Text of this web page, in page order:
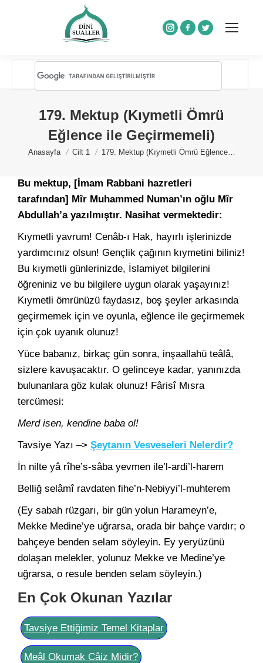
Instagram
Facebook
Twitter
179. Mektup (Kıymetli Ömrü
Eğlence ile Geçirmemeli)
You are here:
Anasayfa Cilt 1 179. Mektup (Kıymetli Ömrü Eğlence…
Bu mektup, [İmam Rabbani hazretleri
tarafından] Mîr Muhammed Numan’ın oğlu Mîr
Abdullah’a yazılmıştır. Nasihat vermektedir:
Kıymetli yavrum! Cenâb-ı Hak, hayırlı işlerinizde
yardımcınız olsun! Gençlik çağının kıymetini biliniz!
Bu kıymetli günlerinizde, İslamiyet bilgilerini
öğreniniz ve bu bilgilere uygun olarak yaşayınız!
Kıymetli ömrünüzü faydasız, boş şeyler arkasında
geçirmemek için ve oyunla, eğlence ile geçirmemek
için çok uyanık olunuz!
Yüce babanız, birkaç gün sonra, inşaallahü teâlâ,
sizlere kavuşacaktır. O gelinceye kadar, yanınızda
bulunanlara göz kulak olunuz! Fârisî Mısra
tercümesi:
Merd isen, kendine baba ol!
Tavsiye Yazı –> Şeytanın Vesveseleri Nelerdir?
İn nilte yâ rîhe’s-sâba yevmen ile’l-ardi’l-harem
Belliğ selâmî ravdaten fihe’n-Nebiyyi’l-muhterem
(Ey sabah rüzgarı, bir gün yolun Harameyn’e,
Mekke Medine’ye uğrarsa, orada bir bahçe vardır; o
bahçeye benden selam söyleyin. Ey yeryüzünü
dolaşan melekler, yolunuz Mekke ve Medine’ye
uğrarsa, o resule benden selam söyleyin.)
En Çok Okunan Yazılar
Tavsiye Ettiğimiz Temel Kitaplar
Meâl Okumak Câiz Midir?